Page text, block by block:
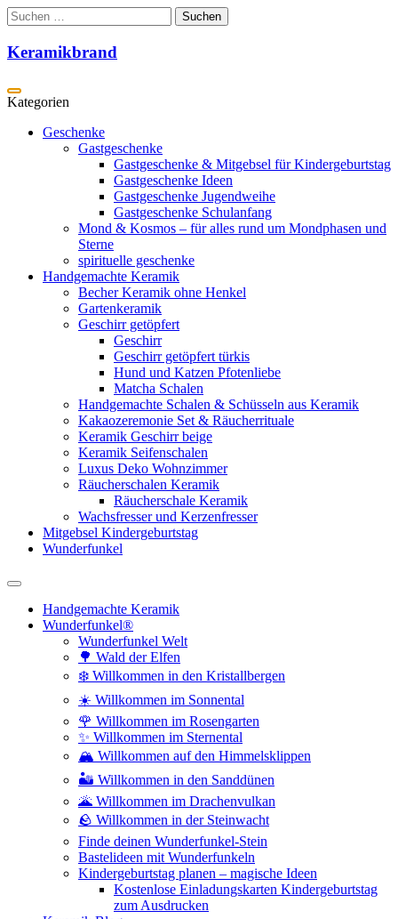
Zum
Inhalt
springen
Suchen
nach:
Keramikbrand
Geschenke
Gastgeschenke
Gastgeschenke & Mitgebsel für Kindergeburtstag
Gastgeschenke Ideen
Gastgeschenke Jugendweihe
Gastgeschenke Schulanfang
Mond & Kosmos – für alles rund um Mondphasen und
Sterne
spirituelle geschenke
Handgemachte Keramik
Becher Keramik ohne Henkel
Gartenkeramik
Geschirr getöpfert
Geschirr
Geschirr getöpfert türkis
Hund und Katzen Pfotenliebe
Matcha Schalen
Handgemachte Schalen & Schüsseln aus Keramik
Kakaozeremonie Set & Räucherrituale
Keramik Geschirr beige
Keramik Seifenschalen
Luxus Deko Wohnzimmer
Räucherschalen Keramik
Räucherschale Keramik
Wachsfresser und Kerzenfresser
Mitgebsel Kindergeburtstag
Wunderfunkel
Handgemachte Keramik
Wunderfunkel®
Wunderfunkel Welt
🌳 Wald der Elfen
❄️ Willkommen in den Kristallbergen
☀️ Willkommen im Sonnental
🌹 Willkommen im Rosengarten
✨ Willkommen im Sternental
🏔️ Willkommen auf den Himmelsklippen
🏜️ Willkommen in den Sanddünen
🌋 Willkommen im Drachenvulkan
🪨 Willkommen in der Steinwacht
Finde deinen Wunderfunkel-Stein
Bastelideen mit Wunderfunkeln
Kindergeburtstag planen – magische Ideen
Kostenlose Einladungskarten Kindergeburtstag
zum Ausdrucken